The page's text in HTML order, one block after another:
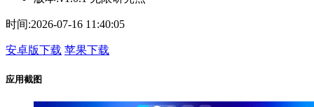
时间:2026-07-16 11:40:05
安卓版下载 苹果下载
应用截图